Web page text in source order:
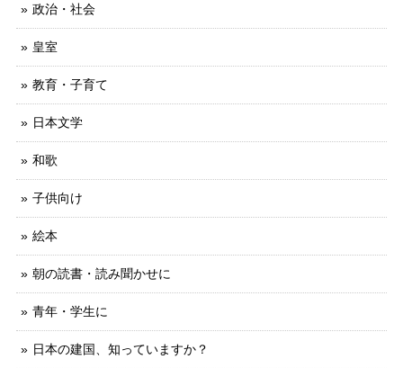
政治・社会
皇室
教育・子育て
日本文学
和歌
子供向け
絵本
朝の読書・読み聞かせに
青年・学生に
日本の建国、知っていますか？